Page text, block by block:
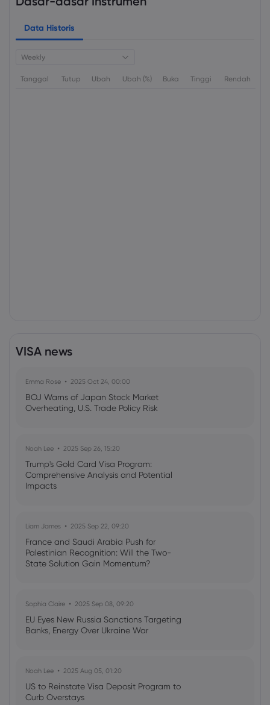
Data Historis
Weekly
Tanggal Tutup Ubah Ubah (%) Buka Tinggi Rendah
VISA news
Emma Rose 2025 Oct 24, 00:00
BOJ Warns of Japan Stock Market
Overheating, U.S. Trade Policy Risk
Noah Lee 2025 Sep 26, 15:20
Trump's Gold Card Visa Program:
Comprehensive Analysis and Potential
Impacts
Liam James 2025 Sep 22, 09:20
France and Saudi Arabia Push for
Palestinian Recognition: Will the Two-
State Solution Gain Momentum?
Sophia Claire 2025 Sep 08, 09:20
EU Eyes New Russia Sanctions Targeting
Banks, Energy Over Ukraine War
Noah Lee 2025 Aug 05, 01:20
US to Reinstate Visa Deposit Program to
Curb Overstays